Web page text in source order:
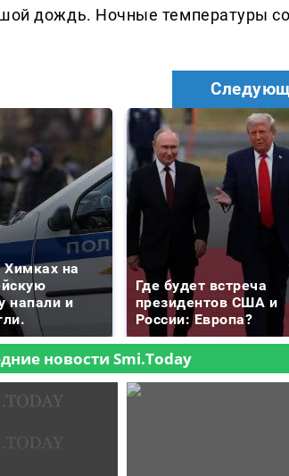
дождь. Ночные температуры
на
напали и
Где будет встреча
президентов США и
России: Европа?